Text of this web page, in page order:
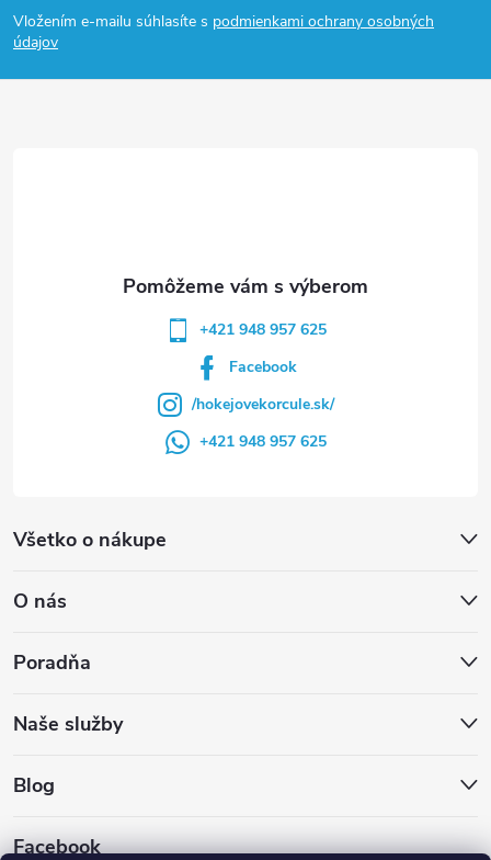
p
Vložením e-mailu súhlasíte s podmienkami ochrany osobných
údajov
Všetko o nákupe
O nás
Poradňa
Naše služby
Blog
Facebook
+421 948 957 625
Facebook
/hokejovekorcule.sk/
+421 948 957 625